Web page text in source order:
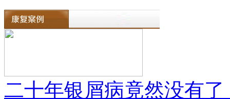
二十年银屑病竟然没有了